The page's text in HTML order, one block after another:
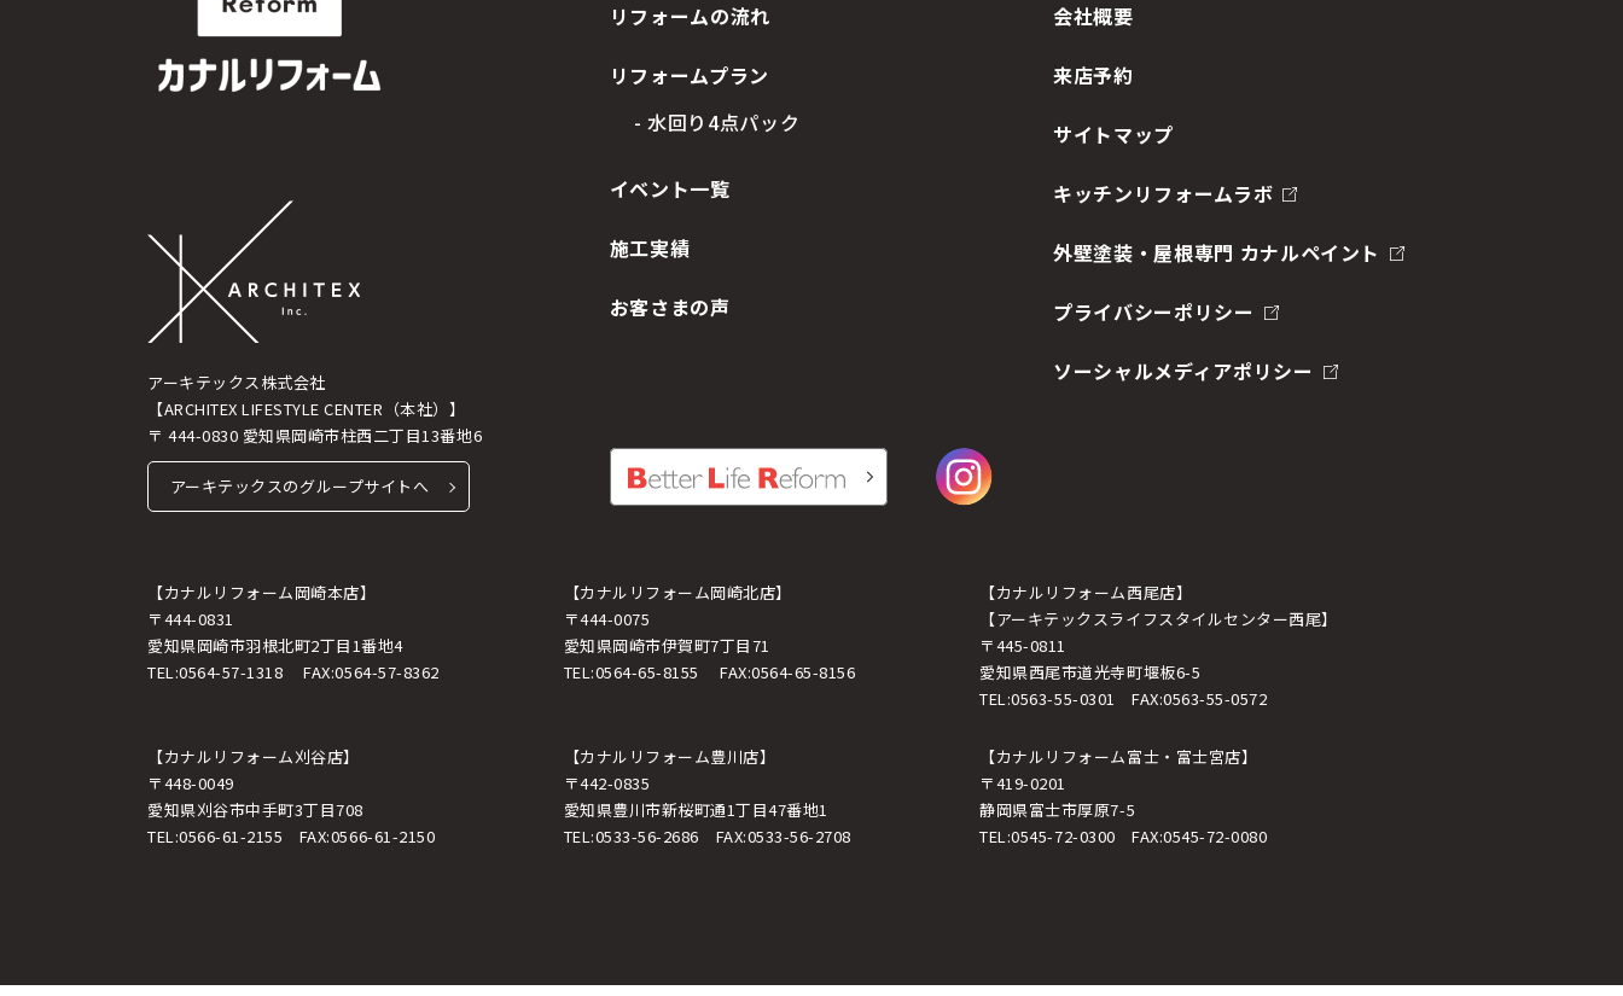
アーキテックス株式会社
【ARCHITEX LIFESTYLE CENTER（本社）】
〒 444-0830 愛知県岡崎市柱西二丁目13番地6
アーキテックスのグループサイトへ
リフォームの流れ
リフォームプラン
- 水回り4点パック
イベント一覧
施工実績
お客さまの声
会社概要
来店予約
サイトマップ
キッチンリフォームラボ
外壁塗装・屋根専門 カナルペイント
プライバシーポリシー
ソーシャルメディアポリシー
【カナルリフォーム岡崎本店】
〒444-0831
愛知県岡崎市羽根北町2丁目1番地4
TEL:0564-57-1318 FAX:0564-57-8362
【カナルリフォーム岡崎北店】
〒444-0075
愛知県岡崎市伊賀町7丁目71
TEL:0564-65-8155 FAX:0564-65-8156
【カナルリフォーム西尾店】
【アーキテックスライフスタイルセンター西尾】
〒445-0811
愛知県西尾市道光寺町堰板6-5
TEL:0563-55-0301 FAX:0563-55-0572
【カナルリフォーム刈谷店】
〒448-0049
愛知県刈谷市中手町3丁目708
TEL:0566-61-2155 FAX:0566-61-2150
【カナルリフォーム豊川店】
〒442-0835
愛知県豊川市新桜町通1丁目47番地1
TEL:0533-56-2686 FAX:0533-56-2708
【カナルリフォーム富士・富士宮店】
〒419-0201
静岡県富士市厚原7-5
TEL:0545-72-0300 FAX:0545-72-0080